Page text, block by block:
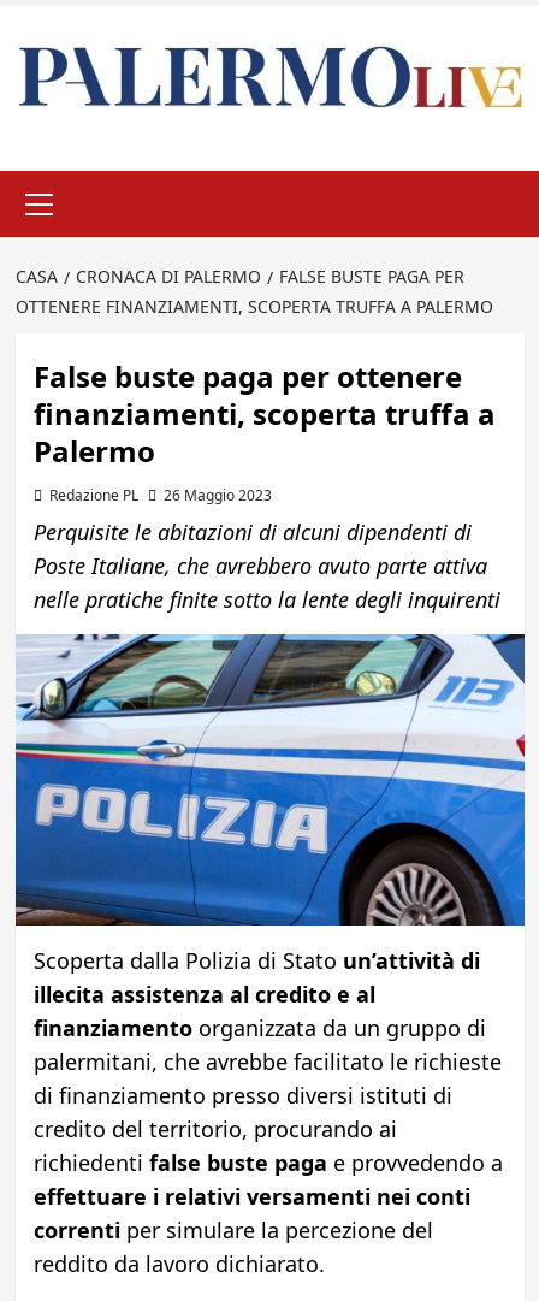
principale
CASA CRONACA DI PALERMO
FALSE BUSTE PAGA PER
OTTENERE FINANZIAMENTI, SCOPERTA TRUFFA A PALERMO
False buste paga per ottenere
finanziamenti, scoperta truffa a
Palermo
Redazione PL 26 Maggio 2023
Perquisite le abitazioni di alcuni dipendenti di
Poste Italiane, che avrebbero avuto parte attiva
nelle pratiche finite sotto la lente degli inquirenti
Scoperta dalla Polizia di Stato un’attività di
illecita assistenza al credito e al
finanziamentoorganizzata da un gruppo di
palermitani, che avrebbe facilitato le richieste
di finanziamento presso diversi istituti di
credito del territorio, procurando ai
richiedenti false buste paga e provvedendo a
effettuare i relativi versamenti nei conti
correntiper simulare la percezione del
reddito da lavoro dichiarato.